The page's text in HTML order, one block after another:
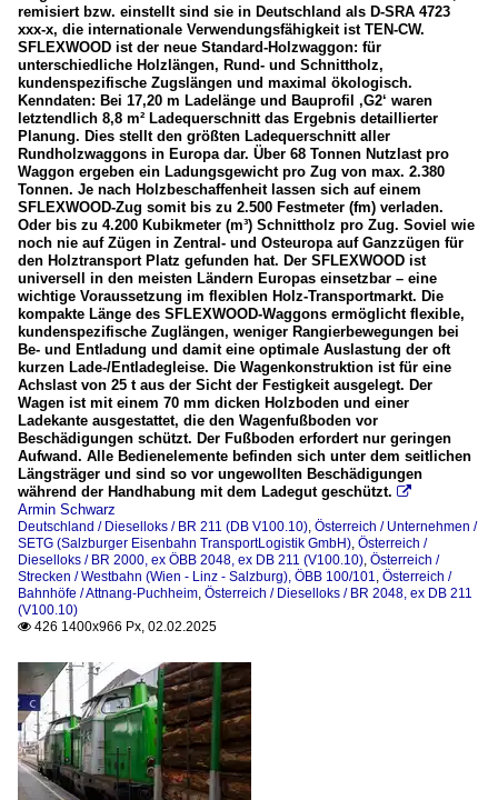
remisiert bzw. einstellt sind sie in Deutschland als D-SRA 4723
xxx-x, die internationale Verwendungsfähigkeit ist TEN-CW.
SFLEXWOOD ist der neue Standard-Holzwaggon: für
unterschiedliche Holzlängen, Rund- und Schnittholz,
kundenspezifische Zugslängen und maximal ökologisch.
Kenndaten: Bei 17,20 m Ladelänge und Bauprofil ‚G2‘ waren
letztendlich 8,8 m² Ladequerschnitt das Ergebnis detaillierter
Planung. Dies stellt den größten Ladequerschnitt aller
Rundholzwaggons in Europa dar. Über 68 Tonnen Nutzlast pro
Waggon ergeben ein Ladungsgewicht pro Zug von max. 2.380
Tonnen. Je nach Holzbeschaffenheit lassen sich auf einem
SFLEXWOOD-Zug somit bis zu 2.500 Festmeter (fm) verladen.
Oder bis zu 4.200 Kubikmeter (m³) Schnittholz pro Zug. Soviel wie
noch nie auf Zügen in Zentral- und Osteuropa auf Ganzzügen für
den Holztransport Platz gefunden hat. Der SFLEXWOOD ist
universell in den meisten Ländern Europas einsetzbar – eine
wichtige Voraussetzung im flexiblen Holz-Transportmarkt. Die
kompakte Länge des SFLEXWOOD-Waggons ermöglicht flexible,
kundenspezifische Zuglängen, weniger Rangierbewegungen bei
Be- und Entladung und damit eine optimale Auslastung der oft
kurzen Lade-/Entladegleise. Die Wagenkonstruktion ist für eine
Achslast von 25 t aus der Sicht der Festigkeit ausgelegt. Der
Wagen ist mit einem 70 mm dicken Holzboden und einer
Ladekante ausgestattet, die den Wagenfußboden vor
Beschädigungen schützt. Der Fußboden erfordert nur geringen
Aufwand. Alle Bedienelemente befinden sich unter dem seitlichen
Längsträger und sind so vor ungewollten Beschädigungen
während der Handhabung mit dem Ladegut geschützt. 
Armin Schwarz
Deutschland / Dieselloks / BR 211 (DB V100.10), Österreich / Unternehmen /
SETG (Salzburger Eisenbahn TransportLogistik GmbH), Österreich /
Dieselloks / BR 2000, ex ÖBB 2048, ex DB 211 (V100.10), Österreich /
Strecken / Westbahn (Wien - Linz - Salzburg), ÖBB 100/101, Österreich /
Bahnhöfe / Attnang-Puchheim, Österreich / Dieselloks / BR 2048, ex DB 211
(V100.10)
 426 1400x966 Px, 02.02.2025